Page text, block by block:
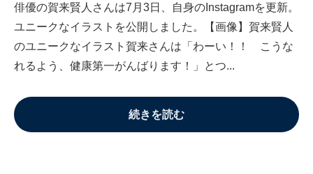
俳優の賀来賢人さんは7月3日、自身のInstagramを更新。
ユニークなイラストを公開しました。【画像】賀来賢人
のユニークなイラスト賀来さんは「わーい！！ こうな
れるよう、健康第一がんばります！」とつ...
続きを読む